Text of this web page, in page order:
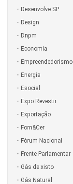
Desenvolve SP
Design
Dnpm
Economia
Empreendedorismo
Energia
Esocial
Expo Revestir
Exportação
Forn&Cer
Fórum Nacional
Frente Parlamentar
Gás de xisto
Gás Natural